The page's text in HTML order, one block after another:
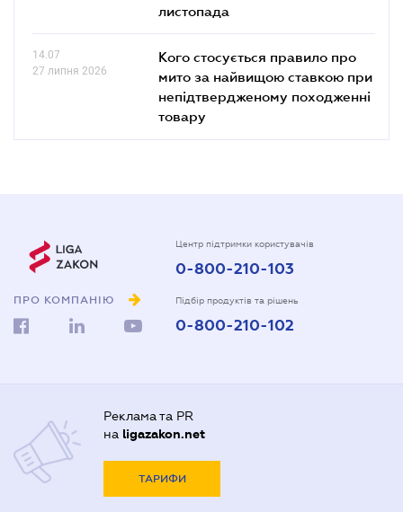
листопада
14.07
27 липня 2026
Кого стосується правило про
мито за найвищою ставкою при
непідтвердженому походженні
товару
ПРО КОМПАНІЮ
Центр підтримки користувачів
0-800-210-103
Підбір продуктів та рішень
0-800-210-102
Реклама та PR
на ligazakon.net
ТАРИФИ